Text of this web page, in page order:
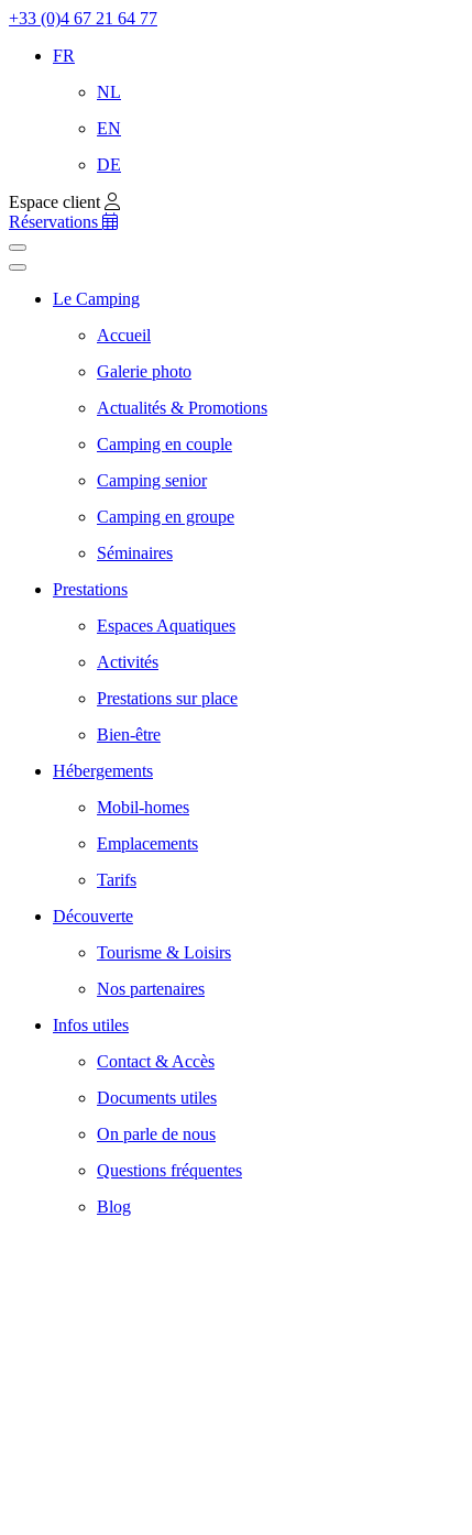
+33 (0)4 67 21 64 77
FR
NL
EN
DE
Espace client
Réservations
Le Camping
Accueil
Galerie photo
Actualités & Promotions
Camping en couple
Camping senior
Camping en groupe
Séminaires
Prestations
Espaces Aquatiques
Activités
Prestations sur place
Bien-être
Hébergements
Mobil-homes
Emplacements
Tarifs
Découverte
Tourisme & Loisirs
Nos partenaires
Infos utiles
Contact & Accès
Documents utiles
On parle de nous
Questions fréquentes
Blog